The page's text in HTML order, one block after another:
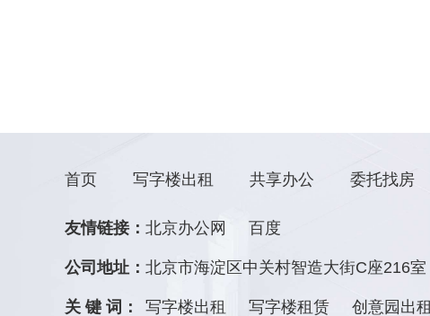
首页 写字楼出租 共享办公 委托找房
友情链接： 北京办公网 百度
公司地址： 北京市海淀区中关村智造大街C座216室
关 键 词： 写字楼出租 写字楼租赁 创意园出租